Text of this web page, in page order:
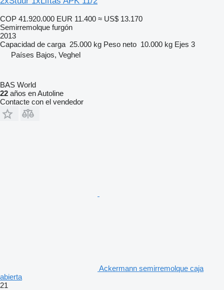
COP 41.920.000 EUR 11.400 ≈ US$ 13.170
Semirremolque furgón
2013
Capacidad de carga 25.000 kg Peso neto 10.000 kg Ejes 3
Países Bajos, Veghel
BAS World
22 años en Autoline
Contacte con el vendedor
Ackermann semirremolque caja
abierta
21